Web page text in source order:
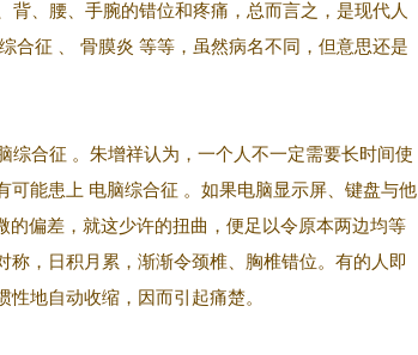
、腰、手腕的错位和疼痛，总而言之，是现代人
合征 、 骨膜炎 等等，虽然病名不同，但意思还是
合征 。朱增祥认为，一个人不一定需要长时间使
可能患上 电脑综合征 。如果电脑显示屏、键盘与他
的偏差，就这少许的扭曲，便足以令原本两边均等
，日积月累，渐渐令颈椎、胸椎错位。有的人即
地自动收缩，因而引起痛楚。